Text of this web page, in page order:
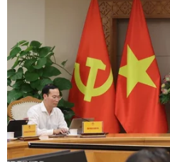
Bộ Ngoại giao lên
Hoa Kỳ thăm cảng
05/03/2020 10:46
Người Phát ngôn Bộ Ngoại
Hằng khẳng định nhóm tàu